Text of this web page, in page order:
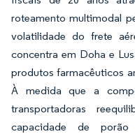
roteamento multimodal
volatilidade do frete
concentra em Doha e
produtos farmacêuticos
À medida que a
transportadoras
capacidade de